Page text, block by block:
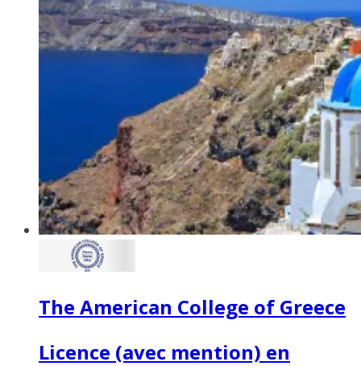
The American College of Greece
Licence (avec mention) en